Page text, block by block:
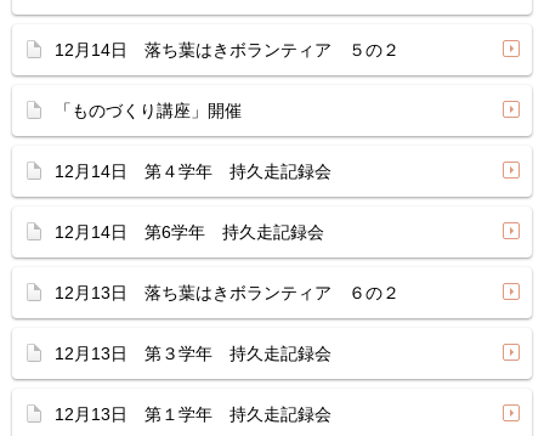
12月14日 落ち葉はきボランティア ５の２
「ものづくり講座」開催
12月14日 第４学年 持久走記録会
12月14日 第6学年 持久走記録会
12月13日 落ち葉はきボランティア ６の２
12月13日 第３学年 持久走記録会
12月13日 第１学年 持久走記録会